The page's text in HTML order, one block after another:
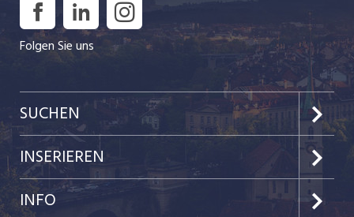
Folgen Sie uns
SUCHEN
Jobs im Kanton Bern
Jobs in der Stadt Bern
INSERIEREN
Preise & Leistungen
INFO